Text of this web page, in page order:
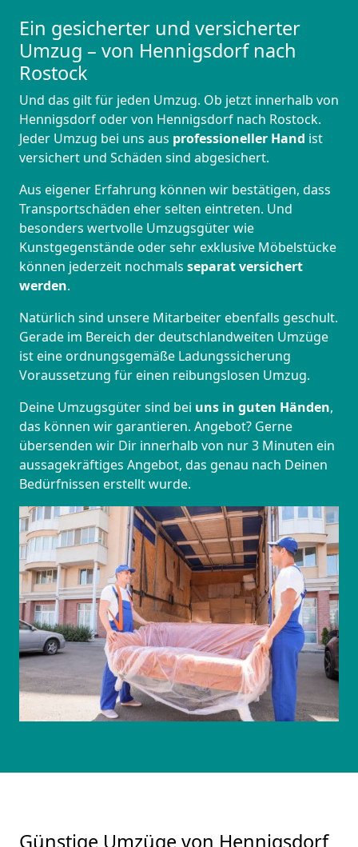
Ein gesicherter und versicherter
Umzug – von Hennigsdorf nach
Rostock
Und das gilt für jeden Umzug. Ob jetzt innerhalb von
Hennigsdorf oder von Hennigsdorf nach Rostock.
Jeder Umzug bei uns aus professioneller Hand ist
versichert und Schäden sind abgesichert.
Aus eigener Erfahrung können wir bestätigen, dass
Transportschäden eher selten eintreten. Und
besonders wertvolle Umzugsgüter wie
Kunstgegenstände oder sehr exklusive Möbelstücke
können jederzeit nochmals separat versichert
werden.
Natürlich sind unsere Mitarbeiter ebenfalls geschult.
Gerade im Bereich der deutschlandweiten Umzüge
ist eine ordnungsgemäße Ladungssicherung
Voraussetzung für einen reibungslosen Umzug.
Deine Umzugsgüter sind bei uns in guten Händen,
das können wir garantieren. Angebot? Gerne
übersenden wir Dir innerhalb von nur 3 Minuten ein
aussagekräftiges Angebot, das genau nach Deinen
Bedürfnissen erstellt wurde.
Günstige Umzüge von Hennigsdorf